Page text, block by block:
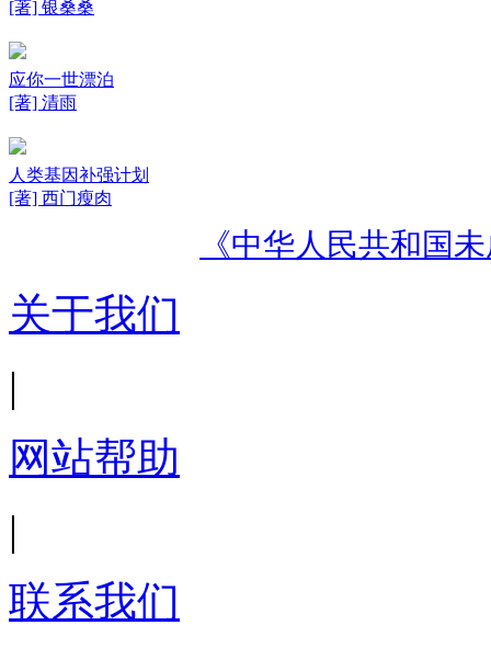
[著] 银桑桑
应你一世漂泊
[著] 清雨
人类基因补强计划
[著] 西门瘦肉
《中华人民共和国
关于我们
|
网站帮助
|
联系我们